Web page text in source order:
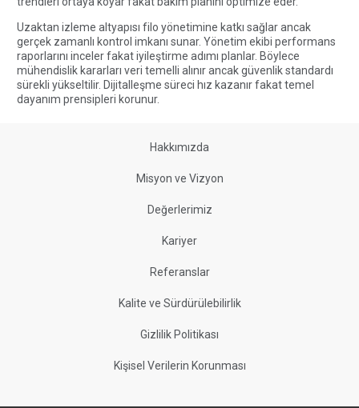
Uzaktan izleme altyapısı filo yönetimine katkı sağlar ancak
gerçek zamanlı kontrol imkanı sunar. Yönetim ekibi performans
raporlarını inceler fakat iyileştirme adımı planlar. Böylece
mühendislik kararları veri temelli alınır ancak güvenlik standardı
sürekli yükseltilir. Dijitalleşme süreci hız kazanır fakat temel
dayanım prensipleri korunur.
Hakkımızda
Misyon ve Vizyon
Değerlerimiz
Kariyer
Referanslar
Kalite ve Sürdürülebilirlik
Gizlilik Politikası
Kişisel Verilerin Korunması